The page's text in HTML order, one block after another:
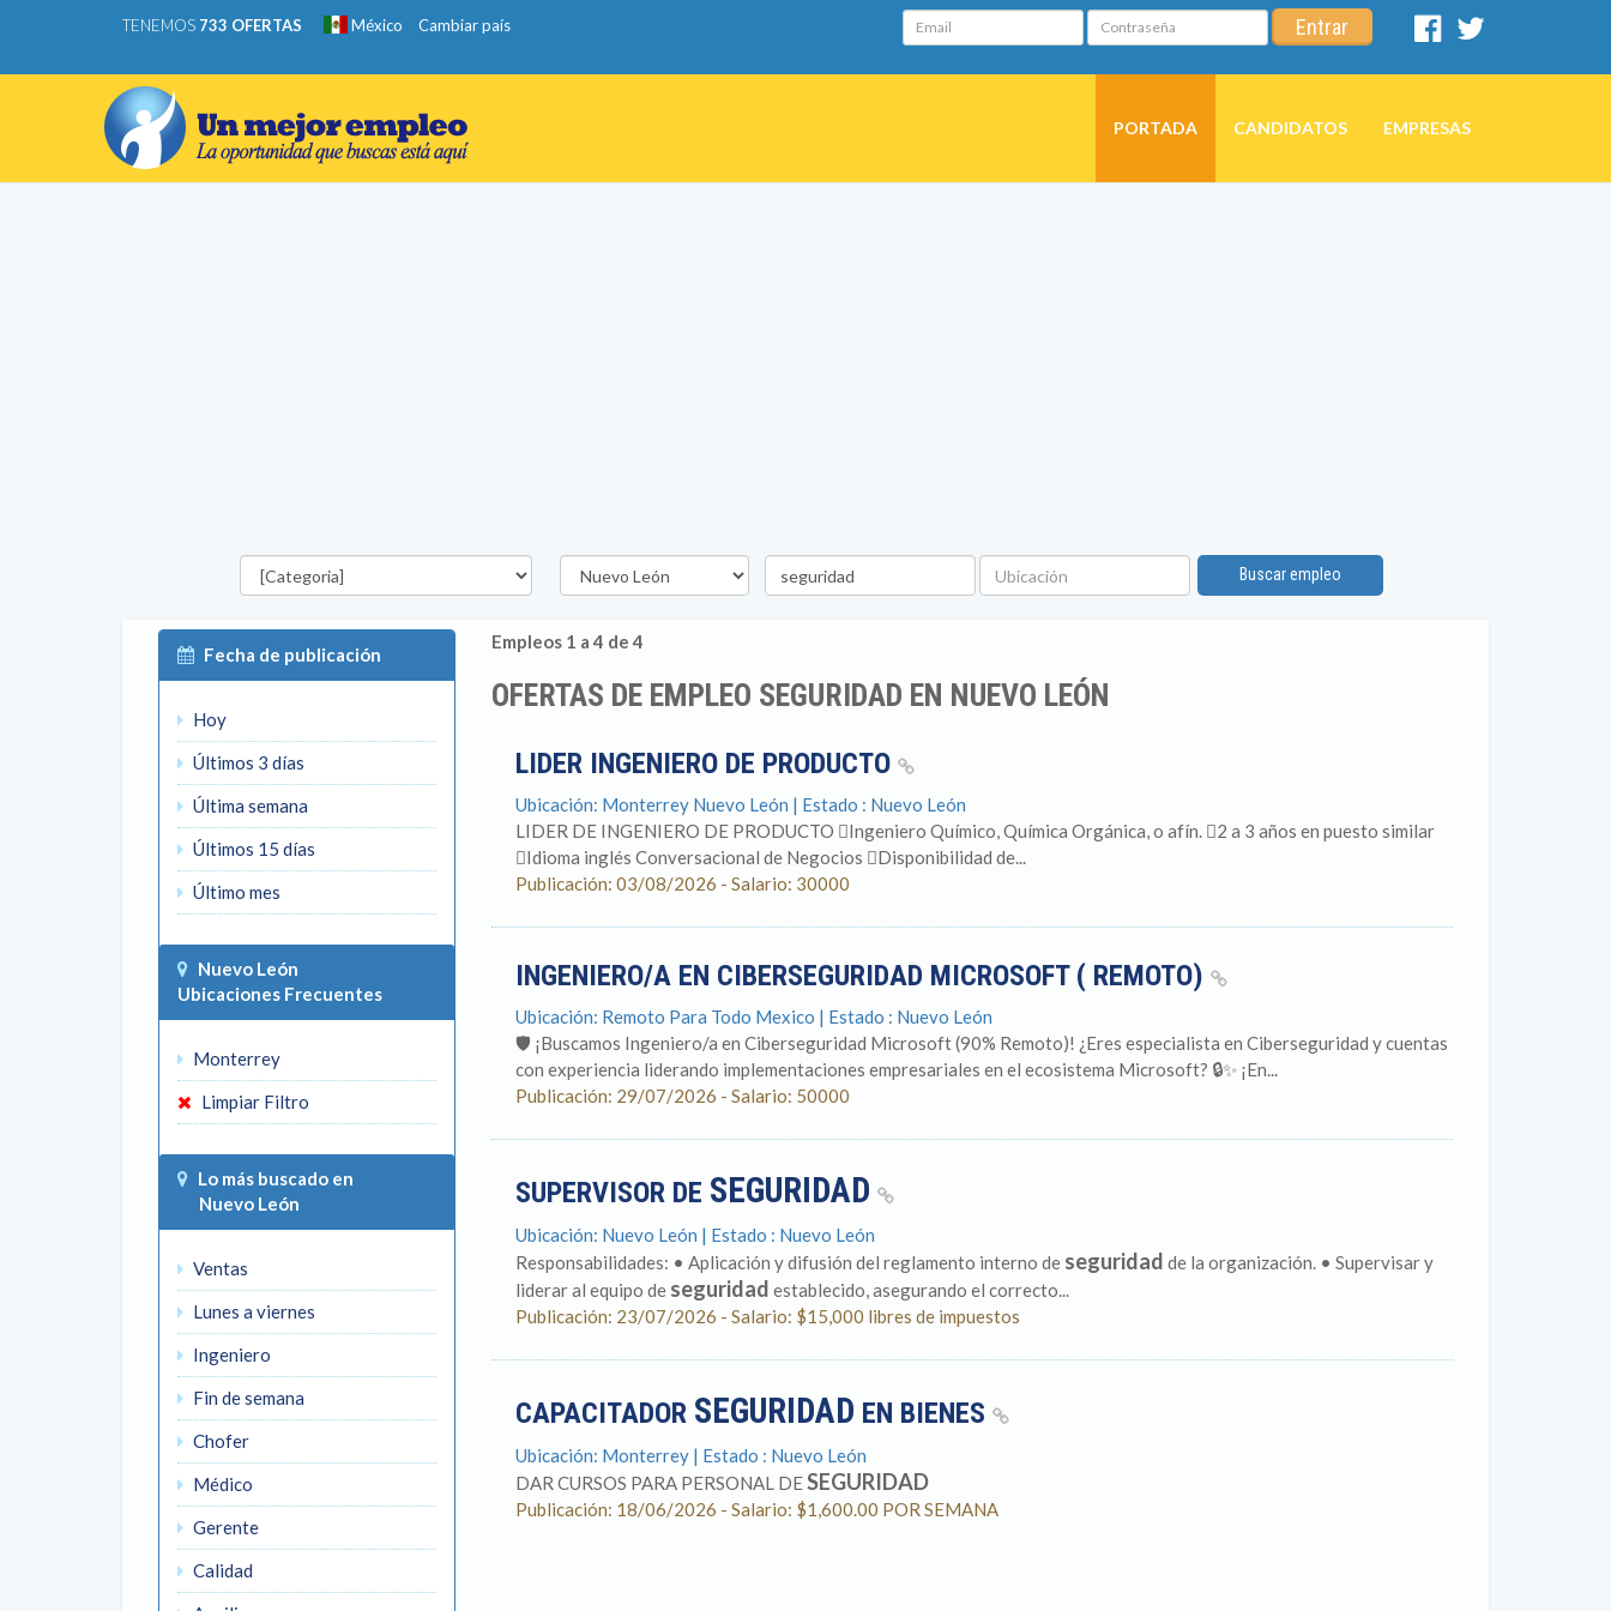
TENEMOS 733 OFERTAS México Cambiar país Email Contraseña Entrar
Facebook
PORTADA CANDIDATOS EMPRESAS
Categorías Estado
Palabra
clave
Ubicación
Buscar empleo
Fecha de publicación
Hoy
Últimos 3 días
Última semana
Últimos 15 días
Último mes
Nuevo León
Ubicaciones Frecuentes
Monterrey
Limpiar Filtro
Lo más buscado en
Nuevo León
Ventas
Lunes a viernes
Ingeniero
Fin de semana
Chofer
Médico
Gerente
Calidad
Empleos 1 a 4 de 4
OFERTAS DE EMPLEO SEGURIDAD EN NUEVO LEÓN
LIDER INGENIERO DE PRODUCTO
Ubicación: Monterrey Nuevo León | Estado : Nuevo León
LIDER DE INGENIERO DE PRODUCTO Ingeniero Químico, Química Orgánica, o afín. 2 a 3 años en puesto similar
Idioma inglés Conversacional de Negocios Disponibilidad de...
Publicación: 03/08/2026 - Salario: 30000
INGENIERO/A EN CIBERSEGURIDAD MICROSOFT ( REMOTO)
Ubicación: Remoto Para Todo Mexico | Estado : Nuevo León
🛡️ ¡Buscamos Ingeniero/a en Ciberseguridad Microsoft (90% Remoto)! ¿Eres especialista en Ciberseguridad y cuentas
con experiencia liderando implementaciones empresariales en el ecosistema Microsoft? 🔒✨ ¡En...
Publicación: 29/07/2026 - Salario: 50000
SUPERVISOR DE SEGURIDAD
Ubicación: Nuevo León | Estado : Nuevo León
Responsabilidades: • Aplicación y difusión del reglamento interno de seguridad de la organización. • Supervisar y
liderar al equipo de seguridad establecido, asegurando el correcto...
Publicación: 23/07/2026 - Salario: $15,000 libres de impuestos
CAPACITADOR SEGURIDAD EN BIENES
Ubicación: Monterrey | Estado : Nuevo León
DAR CURSOS PARA PERSONAL DESEGURIDAD
Publicación: 18/06/2026 - Salario: $1,600.00 POR SEMANA